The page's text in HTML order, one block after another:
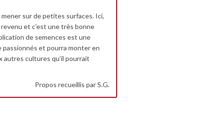
sur de petites surfaces. Ici,
et c’est une très bonne
de semences est une
et pourra monter en
autres cultures qu’il pourrait
Propos recueillis par S.G.